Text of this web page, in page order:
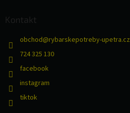
Kontakt
obchod@rybarskepotreby-upetra.cz
724 325 130
facebook
instagram
tiktok